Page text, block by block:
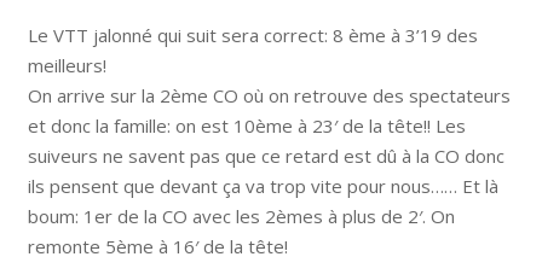
Le VTT jalonné qui suit sera correct: 8 ème à 3’19 des
meilleurs!
On arrive sur la 2ème CO où on retrouve des spectateurs
et donc la famille: on est 10ème à 23′ de la tête!! Les
suiveurs ne savent pas que ce retard est dû à la CO donc
ils pensent que devant ça va trop vite pour nous…… Et là
boum: 1er de la CO avec les 2èmes à plus de 2′. On
remonte 5ème à 16′ de la tête!